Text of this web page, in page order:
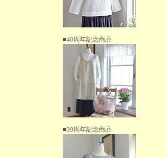
■40周年記念商品
■39周年記念商品